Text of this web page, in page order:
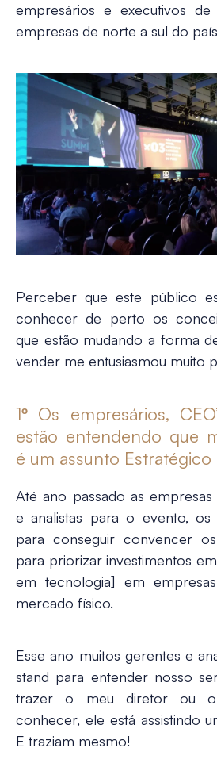
empresários e executivos
empresas de norte a sul do
Perceber que este público
conhecer de perto os
que estão mudando a forma
vender me entusiasmou muito
1º Os empresários,
estão entendendo que
é um assunto Estratégico
Até ano passado as
e analistas para o evento, os
para conseguir convencer
para priorizar investimentos
em tecnologia] em
mercado físico.
Esse ano muitos gerentes e
stand para entender nosso
trazer o meu diretor ou
conhecer, ele está assistindo
E traziam mesmo!